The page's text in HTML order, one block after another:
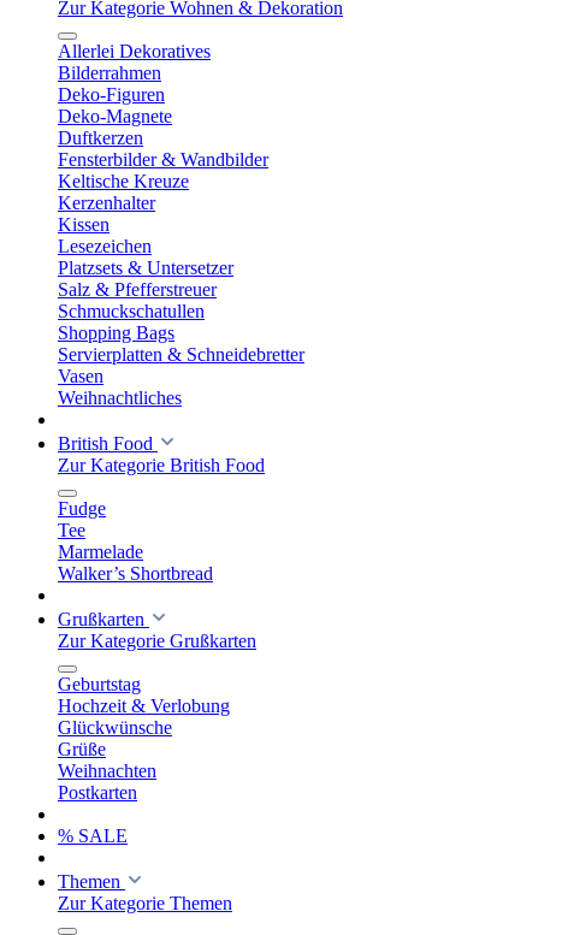
Zur Kategorie Wohnen & Dekoration
Allerlei Dekoratives
Bilderrahmen
Deko-Figuren
Deko-Magnete
Duftkerzen
Fensterbilder & Wandbilder
Keltische Kreuze
Kerzenhalter
Kissen
Lesezeichen
Platzsets & Untersetzer
Salz & Pfefferstreuer
Schmuckschatullen
Shopping Bags
Servierplatten & Schneidebretter
Vasen
Weihnachtliches
British Food
Zur Kategorie British Food
Fudge
Tee
Marmelade
Walker’s Shortbread
Grußkarten
Zur Kategorie Grußkarten
Geburtstag
Hochzeit & Verlobung
Glückwünsche
Grüße
Weihnachten
Postkarten
% SALE
Themen
Zur Kategorie Themen